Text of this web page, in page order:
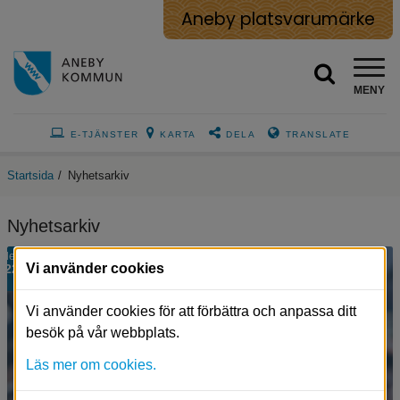
Aneby platsvarumärke
MENY
E-TJÄNSTER KARTA DELA TRANSLATE
Startsida / Nyhetsarkiv
Nyhetsarkiv
dec
22
Suddig
bild
på
en
massa
med
Vi använder cookies
Vi använder cookies för att förbättra och anpassa ditt
besök på vår webbplats.
Läs mer om cookies.